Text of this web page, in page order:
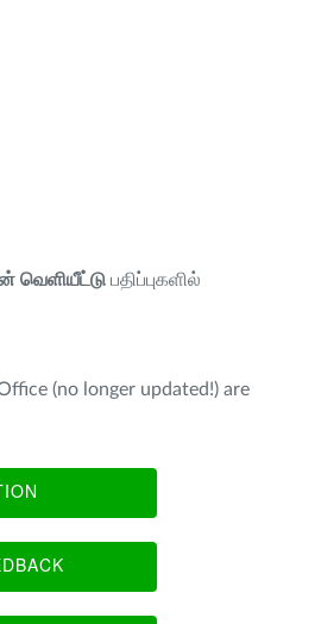
வெளியீட்டு பதிப்புகளில்
(no longer updated!) are